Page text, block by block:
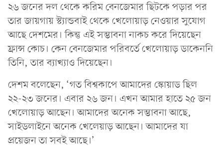
২৬ জনের দল থেকে করিম বেনজেমার ছিটকে পড়ার পর
তার জায়গায় স্ট্যান্ডবাই থেকে খেলোয়াড় নেওয়ার সুযোগ
আছে দেশমের। কিন্তু এই সম্ভাবনা নাকচ করে দিয়েছেন
ফ্রান্স কোচ। কেন বেনজেমার পরিবর্তে খেলোয়াড় ডাকেননি
তিনি, তার ব্যাখ্যাও দিয়েছেন।
দেশম বলেছেন, ‘গত বিশ্বকাপে আমাদের স্কোয়াড ছিল
২২-২৩ জনের। এবার ২৬ জন। এখন আমার হাতে ২৫ জন
খেলোয়াড় আছেন। আমাদের অনেক সম্ভাবনা আছে,
সাইডলাইনে অনেক খেলেয়াড় আছেন। আমাদের যা
প্রয়েজন তা সবই আছে।’